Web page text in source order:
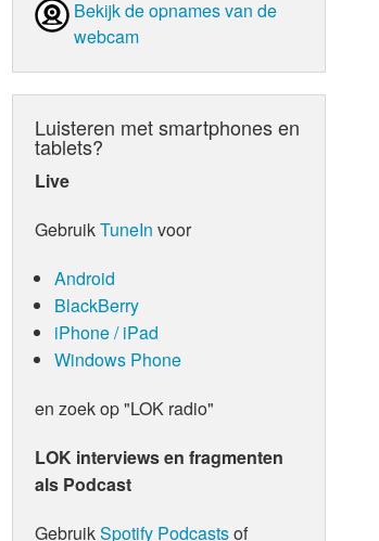
Bekijk de opnames van de
webcam
Luisteren met smartphones en
tablets?
Live
GebruikTuneIn voor
Android
BlackBerry
iPhone / iPad
Windows Phone
en zoek op "LOK radio"
LOK interviews en fragmenten
als Podcast
GebruikSpotify Podcastsof